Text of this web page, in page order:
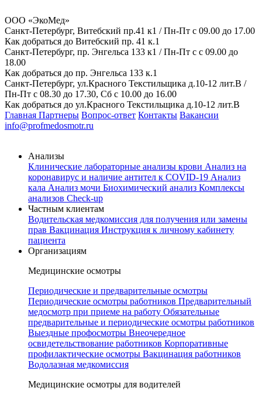
ООО «ЭкоМед»
Санкт-Петербург, Витебский пр.41 к1 / Пн-Пт с 09.00 до 17.00
Как добраться до Витебский пр. 41 к.1
Санкт-Петербург, пр. Энгельса 133 к1 / Пн-Пт с с 09.00 до
18.00
Как добраться до пр. Энгельса 133 к.1
Санкт-Петербург, ул.Красного Текстильщика д.10-12 лит.В /
Пн-Пт с 08.30 до 17.30, Сб с 10.00 до 16.00
Как добраться до ул.Красного Текстильщика д.10-12 лит.В
Главная Партнеры Вопрос-ответ Контакты Вакансии
info@profmedosmotr.ru
Анализы
Клинические лабораторные анализы крови Анализ на
коронавирус и наличие антител к COVID-19 Анализ
кала Анализ мочи Биохимический анализ Комплексы
анализов Check-up
Частным клиентам
Водительская медкомиссия для получения или замены
прав Вакцинация Инструкция к личному кабинету
пациента
Организациям
Медицинские осмотры
Периодические и предварительные осмотры
Периодические осмотры работников Предварительный
медосмотр при приеме на работу Обязательные
предварительные и периодические осмотры работников
Выездные профосмотры Внеочередное
освидетельствование работников Корпоративные
профилактические осмотры Вакцинация работников
Водолазная медкомиссия
Медицинские осмотры для водителей